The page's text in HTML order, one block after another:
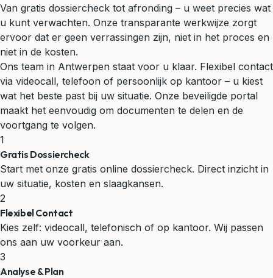
Van gratis dossiercheck tot afronding – u weet precies wat
u kunt verwachten. Onze transparante werkwijze zorgt
ervoor dat er geen verrassingen zijn, niet in het proces en
niet in de kosten.
Ons team in Antwerpen staat voor u klaar. Flexibel contact
via videocall, telefoon of persoonlijk op kantoor – u kiest
wat het beste past bij uw situatie. Onze beveiligde portal
maakt het eenvoudig om documenten te delen en de
voortgang te volgen.
1
Gratis Dossiercheck
Start met onze gratis online dossiercheck. Direct inzicht in
uw situatie, kosten en slaagkansen.
2
Flexibel Contact
Kies zelf: videocall, telefonisch of op kantoor. Wij passen
ons aan uw voorkeur aan.
3
Analyse & Plan